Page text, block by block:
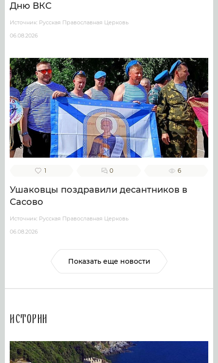
Дню ВКС
Источник: Русская Православная Церковь
06.08.2026
1 0 6
Ушаковцы поздравили десантников в
Сасово
Источник: Русская Православная Церковь
06.08.2026
Показать еще новости
Истории